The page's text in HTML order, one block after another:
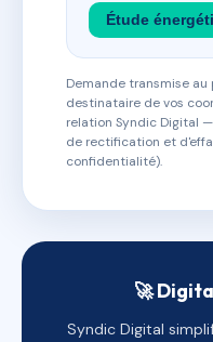
Étude
Demande transmise
destinataire de vos
relation Syndic Digital
de rectification et
confidentialité).
🚀
Syndic Digital